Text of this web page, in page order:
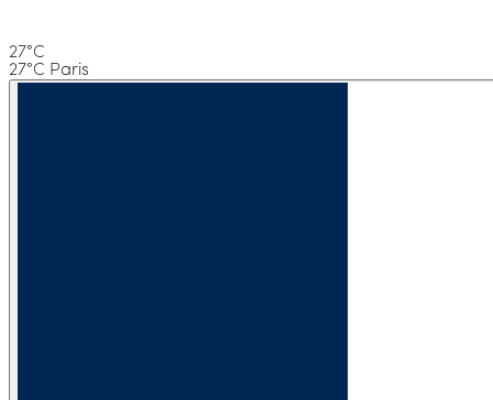
27°C
27°C Paris